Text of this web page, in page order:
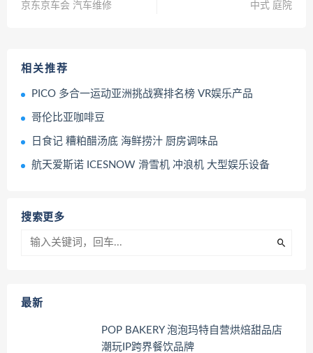
京东京车会 汽车维修
中式 庭院
相关推荐
PICO 多合一运动亚洲挑战赛排名榜 VR娱乐产品
哥伦比亚咖啡豆
日食记 糟粕醋汤底 海鲜捞汁 厨房调味品
航天爱斯诺 ICESNOW 滑雪机 冲浪机 大型娱乐设备
搜索更多
最新
POP BAKERY 泡泡玛特自营烘焙甜品店
潮玩IP跨界餐饮品牌